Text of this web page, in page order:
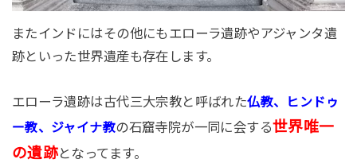
またインドにはその他にもエローラ遺跡やアジャンタ遺
跡といった世界遺産も存在します。
エローラ遺跡は古代三大宗教と呼ばれた仏教、ヒンドゥ
ー教、ジャイナ教の石窟寺院が一同に会する世界唯一
の遺跡となってます。